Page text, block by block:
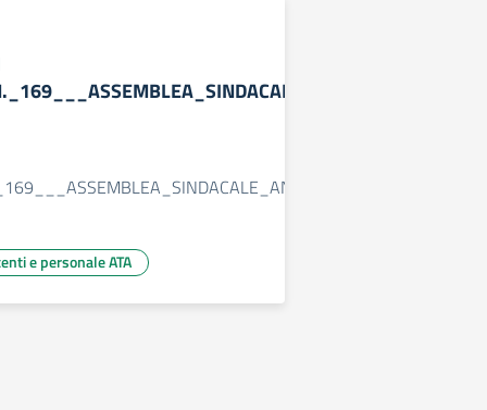
04-
e personale ATA